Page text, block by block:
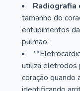
Radiografia
tamanho do
entupimentos
pulmão;
utiliza eletrodos
coração quando